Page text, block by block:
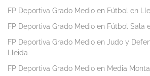
FP Deportiva Grado Medio en Fútbol en
FP Deportiva Grado Medio en Fútbol Sala
FP Deportiva Grado Medio en Judo y
Lleida
FP Deportiva Grado Medio en Media